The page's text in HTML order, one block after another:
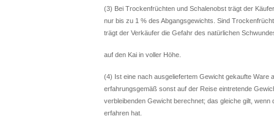
(3) Bei Trockenfrüchten und Schalenobst trägt der
nur bis zu 1 % des Abgangsgewichts. Sind
trägt der Verkäufer die Gefahr des natürlichen
auf den Kai in voller Höhe.
(4) Ist eine nach ausgeliefertem Gewicht gekaufte
erfahrungsgemäß sonst auf der Reise eintretende
verbleibenden Gewicht berechnet; das gleiche gilt,
erfahren hat.